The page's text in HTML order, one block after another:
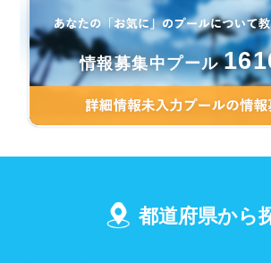
情報募集中プール
都道府県から